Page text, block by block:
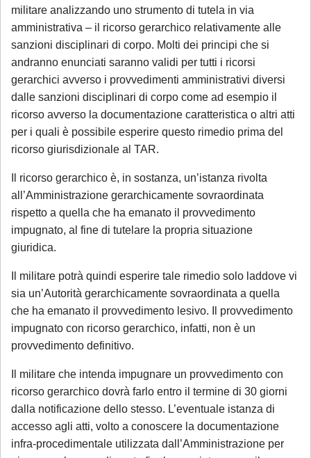
militare analizzando uno strumento di tutela in via
amministrativa – il ricorso gerarchico relativamente alle
sanzioni disciplinari di corpo. Molti dei principi che si
andranno enunciati saranno validi per tutti i ricorsi
gerarchici avverso i provvedimenti amministrativi diversi
dalle sanzioni disciplinari di corpo come ad esempio il
ricorso avverso la documentazione caratteristica o altri atti
per i quali è possibile esperire questo rimedio prima del
ricorso giurisdizionale al TAR.
Il ricorso gerarchico è, in sostanza, un’istanza rivolta
all’Amministrazione gerarchicamente sovraordinata
rispetto a quella che ha emanato il provvedimento
impugnato, al fine di tutelare la propria situazione
giuridica.
Il militare potrà quindi esperire tale rimedio solo laddove vi
sia un’Autorità gerarchicamente sovraordinata a quella
che ha emanato il provvedimento lesivo. Il provvedimento
impugnato con ricorso gerarchico, infatti, non è un
provvedimento definitivo.
Il militare che intenda impugnare un provvedimento con
ricorso gerarchico dovrà farlo entro il termine di 30 giorni
dalla notificazione dello stesso. L’eventuale istanza di
accesso agli atti, volto a conoscere la documentazione
infra-procedimentale utilizzata dall’Amministrazione per